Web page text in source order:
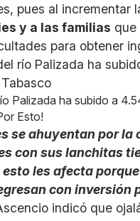
pues al incrementar
y a las familias que
para obtener
Palizada ha subido a
Esto!
se ahuyentan por
con sus lanchitas
les afecta
con inversión
indicó que